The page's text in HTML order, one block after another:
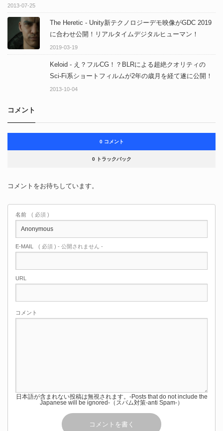
2013-07-25
The Heretic - Unity新テクノロジーデモ映像がGDC 2019
に合わせ公開！リアルタイムデジタルヒューマン！
2019-03-19
Keloid - え？フルCG！？BLRによる超絶クオリティの
Sci-Fi系ショートフィルムが2年の歳月を経て遂に公開！
2013-10-04
コメント
0 コメント
0 トラックバック
コメントをお待ちしています。
名前 ( 必須 )
E-MAIL ( 必須 ) - 公開されません -
URL
コメント
日本語が含まれない投稿は無視されます。-Posts that do not include the
Japanese will be ignored-（スパム対策-anti Spam-）